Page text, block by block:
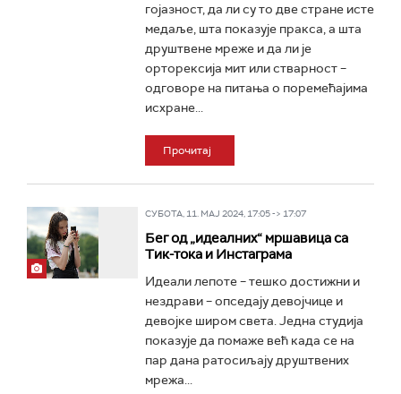
гојазност, да ли су то две стране исте
медаље, шта показује пракса, а шта
друштвене мреже и да ли је
орторексија мит или стварност –
одговоре на питања о поремећајима
исхране...
Прочитај
СУБОТА, 11. МАЈ 2024, 17:05 -> 17:07
Бег од „идеалних“ мршавица са
Тик-тока и Инстаграма
Идеали лепоте – тешко достижни и
нездрави – опседају девојчице и
девојке широм света. Једна студија
показује да помаже већ када се на
пар дана ратосиљају друштвених
мрежа...